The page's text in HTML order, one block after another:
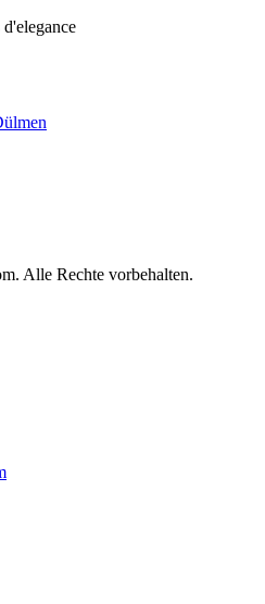
Alle Rechte vorbehalten.